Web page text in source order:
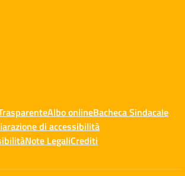
Albo onlineBacheca Sindacale
di accessibilità
Note LegaliCrediti